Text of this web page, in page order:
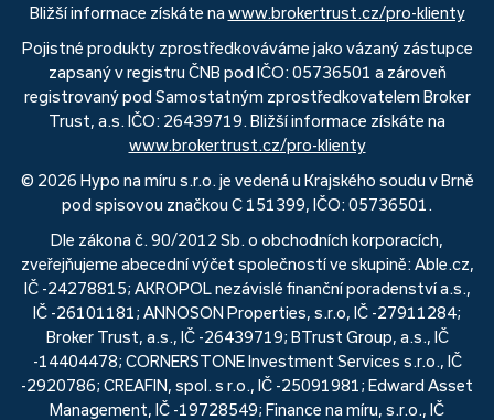
Bližší informace získáte na www.brokertrust.cz/pro-klienty
Pojistné produkty zprostředkováváme jako vázaný zástupce
zapsaný v registru ČNB pod IČO: 05736501 a zároveň
registrovaný pod Samostatným zprostředkovatelem Broker
Trust, a.s. IČO: 26439719. Bližší informace získáte na
www.brokertrust.cz/pro-klienty
© 2026 Hypo na míru s.r.o. je vedená u Krajského soudu v Brně
pod spisovou značkou C 151399, IČO: 05736501.
Dle zákona č. 90/2012 Sb. o obchodních korporacích,
zveřejňujeme abecední výčet společností ve skupině: Able.cz,
IČ -24278815; AKROPOL nezávislé finanční poradenství a.s.,
IČ -26101181; ANNOSON Properties, s.r.o, IČ -27911284;
Broker Trust, a.s., IČ -26439719; BTrust Group, a.s., IČ
-14404478; CORNERSTONE Investment Services s.r.o., IČ
-2920786; CREAFIN, spol. s r.o., IČ -25091981; Edward Asset
Management, IČ -19728549; Finance na míru, s.r.o., IČ